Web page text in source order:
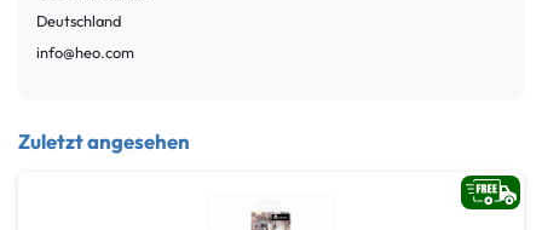
Deutschland
info@heo.com
Zuletzt angesehen